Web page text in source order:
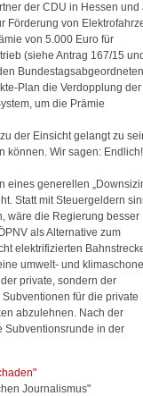
der CDU in Hessen und
Förderung von
von 5.000 Euro für
(siehe Antrag 167/15 und
Plan die Verdopplung der
um die Prämie
der Einsicht gelangt zu
können. Wir sagen: Endlich!
eines generellen
Statt mit Steuergeldern
wäre die Regierung besser
als Alternative zum
elektrifizierten
umwelt- und
private, sondern der
für die private
abzulehnen. Nach der
Subventionsrunde in der
Journalismus"